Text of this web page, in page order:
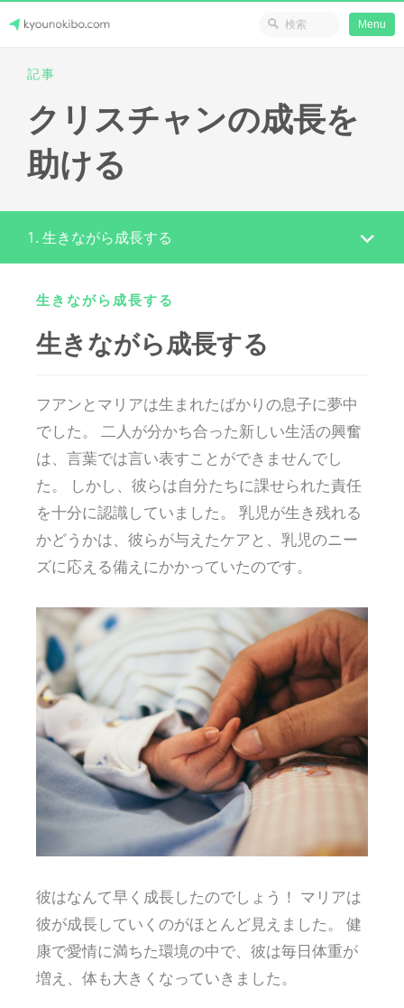
content
Japanese Journey Online
Menu
記事
クリスチャンの成長を
助ける
1. 生きながら成長する
生きながら成長する
生きながら成長する
フアンとマリアは生まれたばかりの息子に夢中
でした。 二人が分かち合った新しい生活の興奮
は、言葉では言い表すことができませんでし
た。 しかし、彼らは自分たちに課せられた責任
を十分に認識していました。 乳児が生き残れる
かどうかは、彼らが与えたケアと、乳児のニー
ズに応える備えにかかっていたのです。
彼はなんて早く成長したのでしょう！ マリアは
彼が成長していくのがほとんど見えました。 健
康で愛情に満ちた環境の中で、彼は毎日体重が
増え、体も大きくなっていきました。